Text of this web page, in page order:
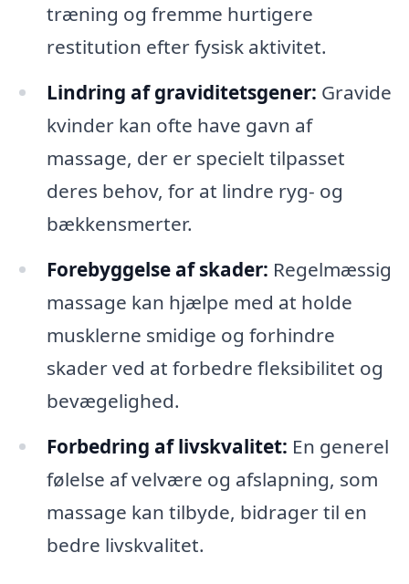
træning og fremme hurtigere
restitution efter fysisk aktivitet.
Lindring af graviditetsgener: Gravide
kvinder kan ofte have gavn af
massage, der er specielt tilpasset
deres behov, for at lindre ryg- og
bækkensmerter.
Forebyggelse af skader: Regelmæssig
massage kan hjælpe med at holde
musklerne smidige og forhindre
skader ved at forbedre fleksibilitet og
bevægelighed.
Forbedring af livskvalitet: En generel
følelse af velvære og afslapning, som
massage kan tilbyde, bidrager til en
bedre livskvalitet.